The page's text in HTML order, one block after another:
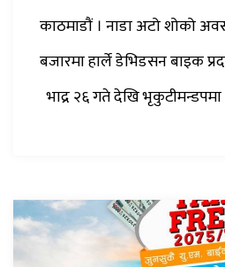
काठमाडौं । नाडा अटो शोको
बजारमा हार्ले डेभिडसन बाइक
भाद्र २६ गते देखि